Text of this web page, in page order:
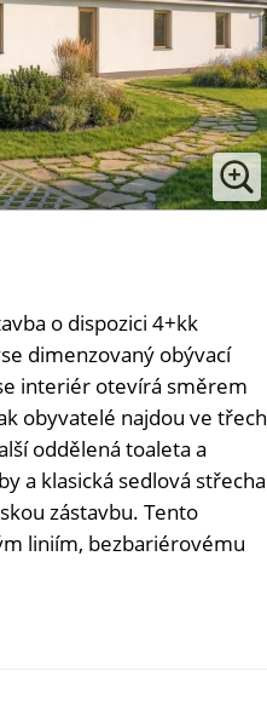
o dispozici 4+kk
dimenzovaný obývací
interiér otevírá směrem
obyvatelé najdou ve třech
oddělená toaleta a
a klasická sedlová střecha
zástavbu. Tento
liniím, bezbariérovému